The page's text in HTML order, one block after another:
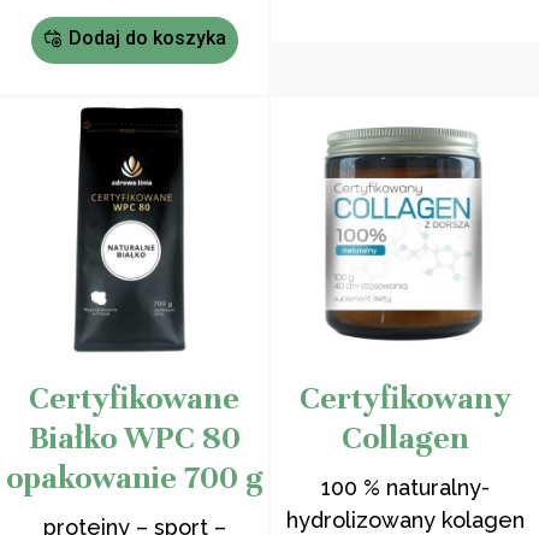
podstawie
oceny
klienta
Dodaj do koszyka
Certyfikowane
Białko WPC 80
opakowanie 700 g
proteiny – sport –
Certyfikowany
Collagen
100 % naturalny-
hydrolizowany kolagen